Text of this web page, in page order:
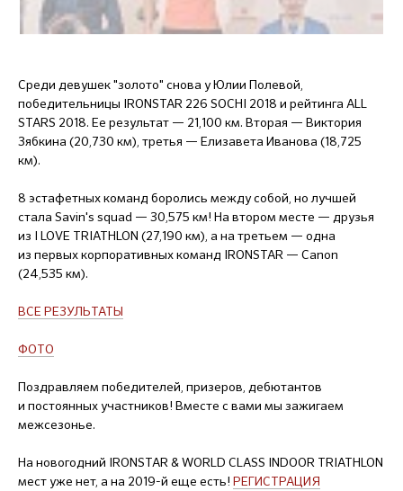
Среди девушек "золото" снова у Юлии Полевой,
победительницы IRONSTAR 226 SOCHI 2018 и рейтинга ALL
STARS 2018. Ее результат — 21,100 км. Вторая — Виктория
Зябкина (20,730 км), третья — Елизавета Иванова (18,725
км).
8 эстафетных команд боролись между собой, но лучшей
стала Savin's squad — 30,575 км! На втором месте — друзья
из I LOVE TRIATHLON (27,190 км), а на третьем — одна
из первых корпоративных команд IRONSTAR — Canon
(24,535 км).
ВСЕ РЕЗУЛЬТАТЫ
ФОТО
Поздравляем победителей, призеров, дебютантов
и постоянных участников! Вместе с вами мы зажигаем
межсезонье.
На новогодний IRONSTAR & WORLD CLASS INDOOR TRIATHLON
мест уже нет, а на 2019-й еще есть! РЕГИСТРАЦИЯ